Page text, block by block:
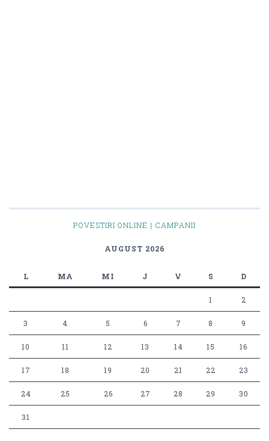
POVESTIRI ONLINE | CAMPANII
AUGUST 2026
L MA MI J V S D
1 2
3 4 5 6 7 8 9
10 11 12 13 14 15 16
17 18 19 20 21 22 23
24 25 26 27 28 29 30
31